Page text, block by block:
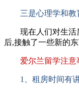
三是心理学和教
现在人们对生活质
后,接触了一些新的
爱尔兰留学注意
1、租房时间有